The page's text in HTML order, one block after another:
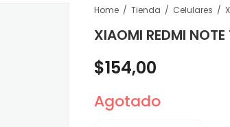
Home Tienda Celulares
XIAOMI REDMI
$154,00
Agotado